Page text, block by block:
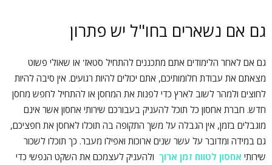
גם אם נשארים בחו"ל יש פתרון
גם אם לאחר הלימודים אתם מתכננים להתחיל סטאז' או שאולי פשוט
מצאתם את עבודת חלומותיכם, אתם יכולים להיות רגועים. אין סיבה להיות
לחוצים ולמהר לשוב לארץ כדי לפנות את המחסן או להתחיל לחפש מחסן
חדש. חברת אחסון כל תוכל להעניק בעבורכם שירותי אחסון אשר אינם
מוגבלים בזמן, אין הגבלה על משך התקופה בה תוכלו לאחסן את חפציכם,
גם במידה ומדובר על עשר שנים ארוכות ואפילו מעבר. כך תוכלו לשכור
שירותי אחסון לטווח זמן ארוך ולהעניק לעצמכם את השקט הנפשי כדי